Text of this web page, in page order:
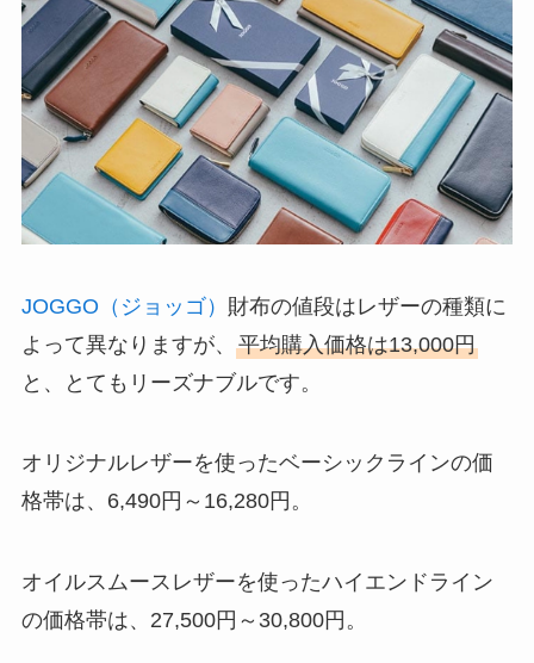
JOGGO（ジョッゴ） 財布の値段はレザーの種類に
よって異なりますが、 平均購入価格は13,000円
と、とてもリーズナブルです。
オリジナルレザーを使ったベーシックラインの価
格帯は、6,490円～16,280円。
オイルスムースレザーを使ったハイエンドライン
の価格帯は、27,500円～30,800円。